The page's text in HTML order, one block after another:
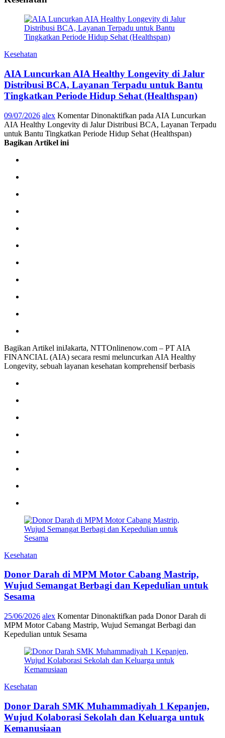
Kesehatan
AIA Luncurkan AIA Healthy Longevity di Jalur
Distribusi BCA, Layanan Terpadu untuk Bantu
Tingkatkan Periode Hidup Sehat (Healthspan)
09/07/2026 alex Komentar Dinonaktifkan pada AIA Luncurkan
AIA Healthy Longevity di Jalur Distribusi BCA, Layanan Terpadu
untuk Bantu Tingkatkan Periode Hidup Sehat (Healthspan)
Bagikan Artikel ini
Bagikan Artikel iniJakarta, NTTOnlinenow.com – PT AIA
FINANCIAL (AIA) secara resmi meluncurkan AIA Healthy
Longevity, sebuah layanan kesehatan komprehensif berbasis
Kesehatan
Donor Darah di MPM Motor Cabang Mastrip,
Wujud Semangat Berbagi dan Kepedulian untuk
Sesama
25/06/2026 alex Komentar Dinonaktifkan pada Donor Darah di
MPM Motor Cabang Mastrip, Wujud Semangat Berbagi dan
Kepedulian untuk Sesama
Kesehatan
Donor Darah SMK Muhammadiyah 1 Kepanjen,
Wujud Kolaborasi Sekolah dan Keluarga untuk
Kemanusiaan